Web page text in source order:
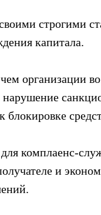
строгими
капитала.
организации
комплаенс-
и